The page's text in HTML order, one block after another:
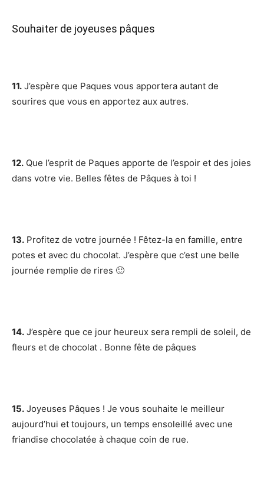
Souhaiter de joyeuses pâques
11. J’espère que Paques vous apportera autant de
sourires que vous en apportez aux autres.
12. Que l’esprit de Paques apporte de l’espoir et des joies
dans votre vie. Belles fêtes de Pâques à toi !
13. Profitez de votre journée ! Fêtez-la en famille, entre
potes et avec du chocolat. J’espère que c’est une belle
journée remplie de rires 🙂
14. J’espère que ce jour heureux sera rempli de soleil, de
fleurs et de chocolat . Bonne fête de pâques
15. Joyeuses Pâques ! Je vous souhaite le meilleur
aujourd’hui et toujours, un temps ensoleillé avec une
friandise chocolatée à chaque coin de rue.